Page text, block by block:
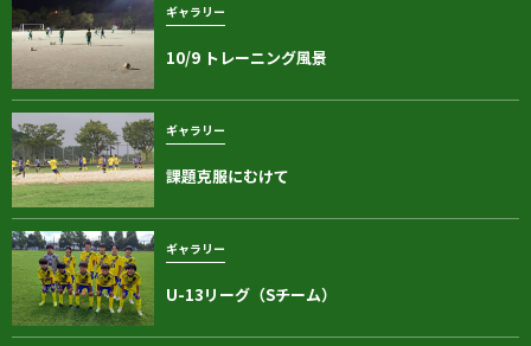
ギャラリー
10/9 トレーニング風景
ギャラリー
課題克服にむけて
ギャラリー
U-13リーグ（Sチーム）